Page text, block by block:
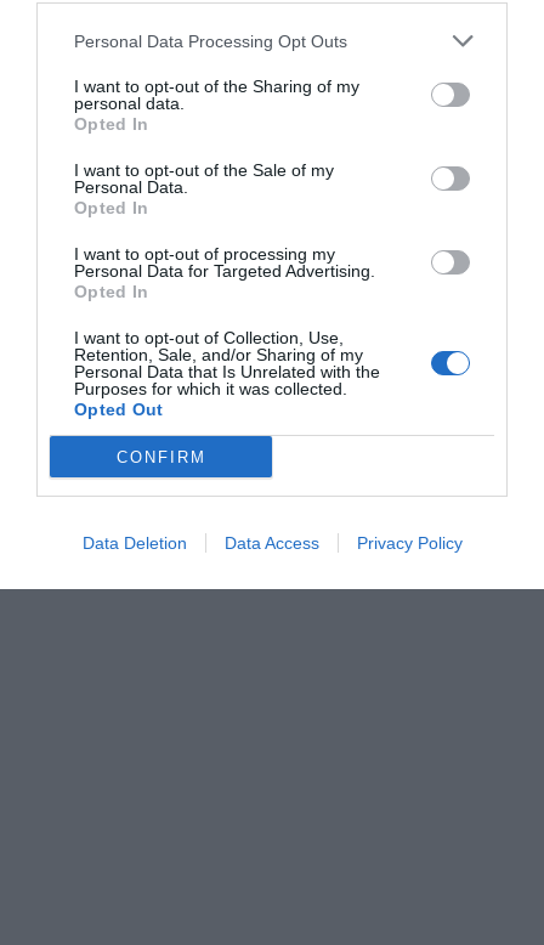
Personal Data Processing Opt Outs
I want to opt-out of the Sharing of my
personal data.
Opted In
I want to opt-out of the Sale of my
Personal Data.
Opted In
I want to opt-out of processing my
Personal Data for Targeted Advertising.
Opted In
I want to opt-out of Collection, Use,
Retention, Sale, and/or Sharing of my
Personal Data that Is Unrelated with the
Purposes for which it was collected.
Opted Out
CONFIRM
Data Deletion Data Access Privacy Policy